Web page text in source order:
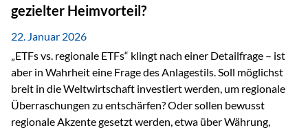
gezielter Heimvorteil?
22. Januar 2026
„ETFs vs. regionale ETFs“ klingt nach einer Detailfrage – ist
aber in Wahrheit eine Frage des Anlagestils. Soll möglichst
breit in die Weltwirtschaft investiert werden, um regionale
Überraschungen zu entschärfen? Oder sollen bewusst
regionale Akzente gesetzt werden, etwa über Währung,